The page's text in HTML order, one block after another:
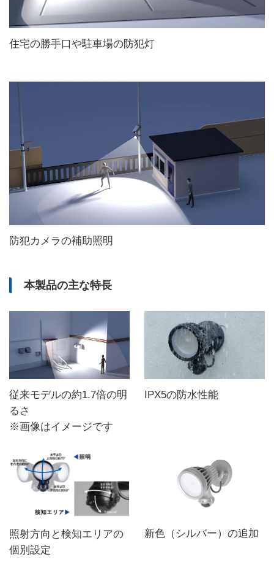
住宅の勝手口や駐車場の防犯灯
防犯カメラの補助照明
本製品の主な特長
従来モデルの約1.7倍の明
るさ
※画像はイメージです
IPX5の防水性能
照射方向と検知エリアの
個別設定
新色（シルバー）の追加